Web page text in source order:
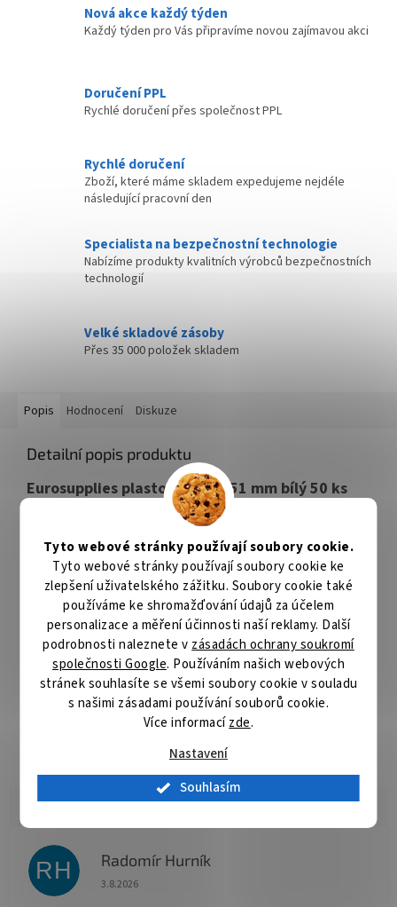
Tyto webové stránky používají soubory cookie.
Tyto webové stránky používají soubory cookie ke
zlepšení uživatelského zážitku. Soubory cookie také
používáme ke shromažďování údajů za účelem
personalizace a měření účinnosti naší reklamy. Další
podrobnosti naleznete v zásadách ochrany soukromí
společnosti Google. Používáním našich webových
stránek souhlasíte se všemi soubory cookie v souladu
s našimi zásadami používání souborů cookie.
Více informacízde.
Nastavení
Souhlasím
Nová akce každý týden
Každý týden pro Vás připravíme novou zajímavou akci
Doručení PPL
Rychlé doručení přes společnost PPL
Rychlé doručení
Zboží, které máme skladem expedujeme nejdéle
následující pracovní den
Specialista na bezpečnostní technologie
Nabízíme produkty kvalitních výrobců bezpečnostních
technologií
Velké skladové zásoby
Přes 35 000 položek skladem
Popis Hodnocení Diskuze
Detailní popis produktu
Eurosupplies plastový hřbet 51 mm bílý 50 ks
Plastový hřbet umožňuje vázání dokumentů o kapacitě vazby
. Délka hřbetu je 30 cm.
ZÁKLADNÍ SPECIFIKACE
Formát papíru:A4
Max. kapacita vazby:411 - 510 listů 80 g/m2
Rozměry:300 x 51 x 51 mm
Barva:bílá
50
RH Radomír Hurník
Hodnocení obchodu je 5 z 5 hvězdiček.
3.8.2026